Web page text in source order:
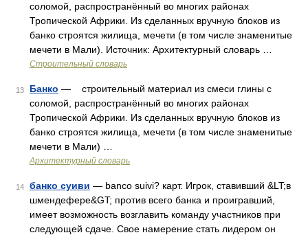
соломой, распространённый во многих районах
Тропической Африки. Из сделанных вручную блоков из
банко строятся жилища, мечети (в том числе знаменитые
мечети в Мали). Источник: Архитектурный словарь …
Строительный словарь
13 Банко — строительный материал из смеси глины с
соломой, распространённый во многих районах
Тропической Африки. Из сделанных вручную блоков из
банко строятся жилища, мечети (в том числе знаменитые
мечети в Мали) …
Архитектурный словарь
14 банко суиви — banco suivi? карт. Игрок, ставивший &LT;в
шмендефере&GT; против всего банка и проигравший,
имеет возможность возглавить команду участников при
следующей сдаче. Свое намерение стать лидером он